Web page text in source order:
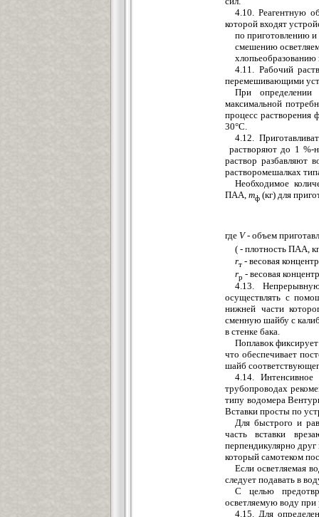
4.10. Реагентную
которой входят
по приготовлению и
смешению
хлопьеобразованию
4.11. Рабочий
перемешивающими
При определении
максимальной
процесс растворения
30°С.
4.12.
растворяют до 1 %-
раствор разбавляют
растворомешалках
Необходимое
ПАА, тф (кг) для
где V- объем
( - плотность ПАА,
rт - весовая
rр - весовая
4.13.
осуществлять с
нижней части
сменную шайбу с
в стенке бака.
Поплавок
что обеспечивает
шайб
4.14.
трубопроводах
типу водомера
Вставки просты по
Для быстрого и
часть вставки
перпендикулярно
который самотеком
Если осветляемая
следует подавать в
С целью
осветляемую воду при
4.15. Для